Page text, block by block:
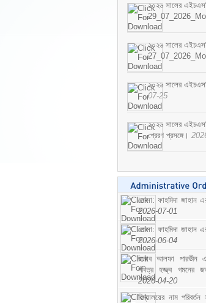
২০২৬ সালের এইচএসসি
২০২৬ সালের এইচএসসি
২০২৬ সালের
07-25
২০২৬ সালের
প্রেরণ প্রসঙ্গে।
মোসা: ফাহমিদা জাহান
2026-07-01
মোসা: ফাহমিদা জাহান
2026-06-04
জনাব আলফা পারভীন
পবিত্র হজ্জ্ব গমনের
2026-04-20
বিদ্যালয়ের নাম